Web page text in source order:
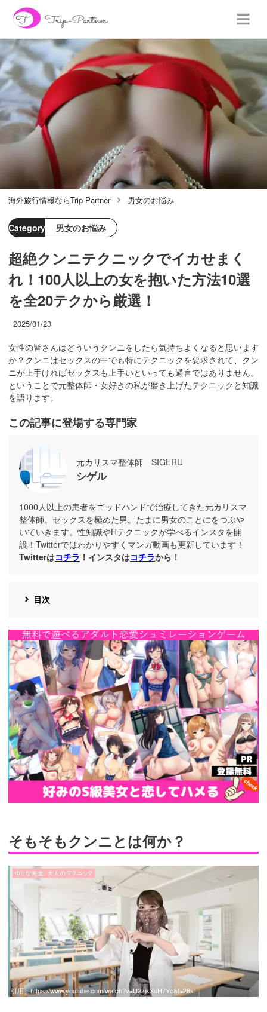
海外旅行情報ならTrip-Partner 男女のお悩み
Category 男女のお悩み
超絶クンニテクニックでイカせまく
れ！100人以上の女を抱いた方法10選
を全20テクから厳選！
2025/01/23
女性の皆さんはどういうクンニをしたら気持ちよくなると思います
か？クンニはセックスの中でも特にテクニックを要求されて、クン
ニが上手ければセックスも上手いといっても過言ではありません。
ということで元整体師・女好きの私が磨き上げたテクニックと知識
を語ります。
この記事に登場する専門家
元カリスマ整体師 SIGERU
シゲル
1000人以上の患者をゴッドハンドで治療してきた元カリスマ
整体師。セックスを極めた男。たまに男女のことにをつぶや
いていきます。性知識やHテクニックが学べるインスタを開
設！Twitterではわかりやすくマンガ動画も更新しています！
Twitterはコチラ ！インスタはコチラから！
目次
https://cv-
measurement.com/ad/p/r?
medium=191&ad=1692&creative=1386
そもそもクンニとは何か？
引用：https://www.youtube.com/watch?v=U2zjkXuH7Yc&t=28s